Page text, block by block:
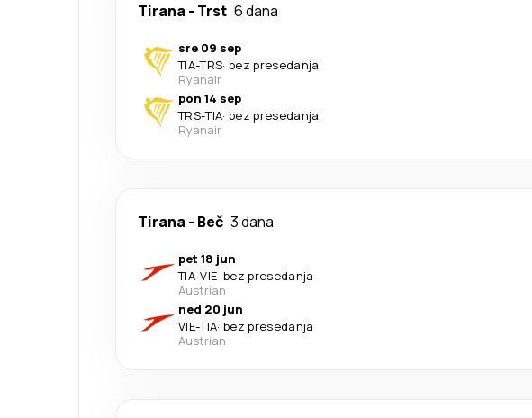
Tirana- Trst 6 dana
sre 09 sep
TIA-TRS· bez presedanja
Ryanair
pon 14 sep
TRS-TIA· bez presedanja
Ryanair
Tirana- Beč 3 dana
pet 18 jun
TIA-VIE· bez presedanja
Austrian
ned 20 jun
VIE-TIA· bez presedanja
Austrian